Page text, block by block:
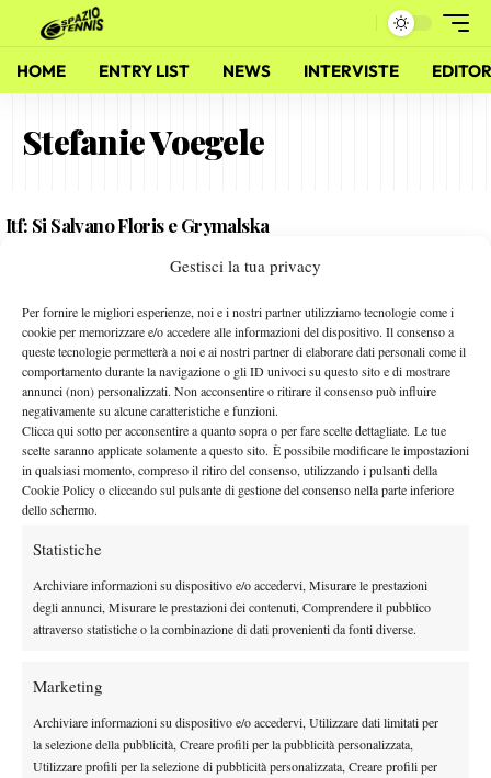
Gestisci la tua privacy
Per fornire le migliori esperienze, noi e i nostri partner utilizziamo tecnologie come i
cookie per memorizzare e/o accedere alle informazioni del dispositivo. Il consenso a
queste tecnologie permetterà a noi e ai nostri partner di elaborare dati personali come il
comportamento durante la navigazione o gli ID univoci su questo sito e di mostrare
annunci (non) personalizzati. Non acconsentire o ritirare il consenso può influire
negativamente su alcune caratteristiche e funzioni.
Clicca qui sotto per acconsentire a quanto sopra o per fare scelte dettagliate. Le tue
scelte saranno applicate solamente a questo sito. È possibile modificare le impostazioni
in qualsiasi momento, compreso il ritiro del consenso, utilizzando i pulsanti della
Cookie Policy o cliccando sul pulsante di gestione del consenso nella parte inferiore
dello schermo.
Statistiche
Archiviare informazioni su dispositivo e/o accedervi, Misurare le prestazioni
degli annunci, Misurare le prestazioni dei contenuti, Comprendere il pubblico
attraverso statistiche o la combinazione di dati provenienti da fonti diverse.
Marketing
Archiviare informazioni su dispositivo e/o accedervi, Utilizzare dati limitati per
la selezione della pubblicità, Creare profili per la pubblicità personalizzata,
Utilizzare profili per la selezione di pubblicità personalizzata, Creare profili per
HOME ENTRY LIST NEWS INTERVISTE
Stefanie Voegele
Itf: Si Salvano Floris e Grymalska
Claudia Giovine: “Sto riprendendo fiducia”
1 Luglio 2010
Alessandro Nizegorodcew
Facebook
Youtube